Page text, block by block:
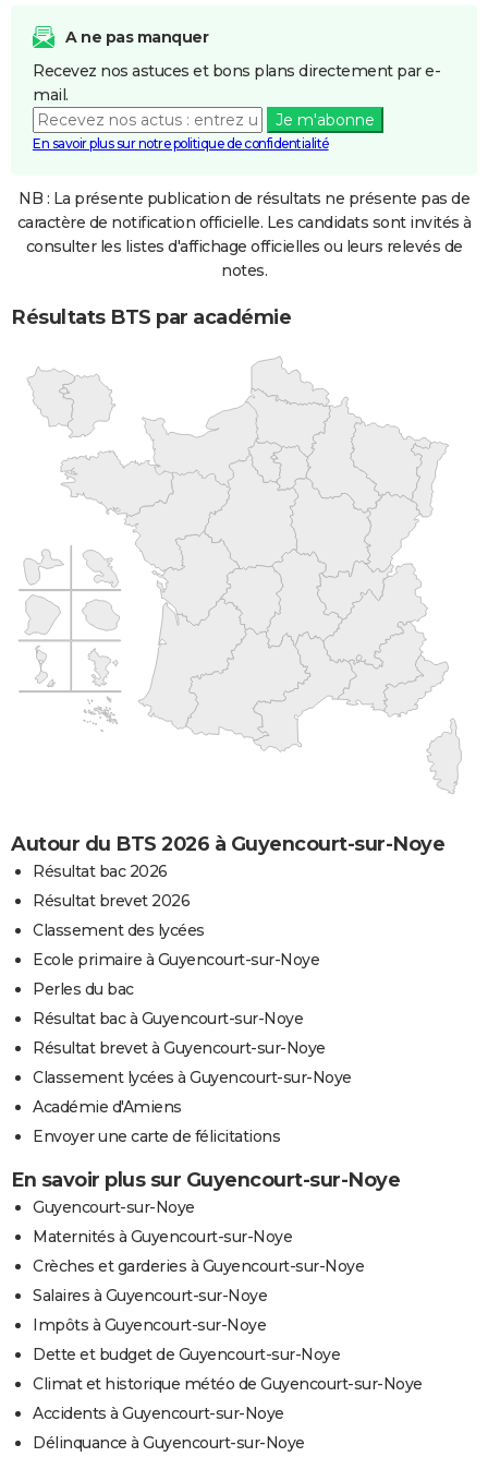
A ne pas manquer
Recevez nos astuces et bons plans directement par e-
mail.
Je m'abonne
En savoir plus sur notre politique de confidentialité
NB : La présente publication de résultats ne présente pas de
caractère de notification officielle. Les candidats sont invités à
consulter les listes d'affichage officielles ou leurs relevés de
notes.
Résultats BTS par académie
Autour du BTS 2026 à Guyencourt-sur-Noye
Résultat bac 2026
Résultat brevet 2026
Classement des lycées
Ecole primaire à Guyencourt-sur-Noye
Perles du bac
Résultat bac à Guyencourt-sur-Noye
Résultat brevet à Guyencourt-sur-Noye
Classement lycées à Guyencourt-sur-Noye
Académie d'Amiens
Envoyer une carte de félicitations
En savoir plus sur Guyencourt-sur-Noye
Guyencourt-sur-Noye
Maternités à Guyencourt-sur-Noye
Crèches et garderies à Guyencourt-sur-Noye
Salaires à Guyencourt-sur-Noye
Impôts à Guyencourt-sur-Noye
Dette et budget de Guyencourt-sur-Noye
Climat et historique météo de Guyencourt-sur-Noye
Accidents à Guyencourt-sur-Noye
Délinquance à Guyencourt-sur-Noye